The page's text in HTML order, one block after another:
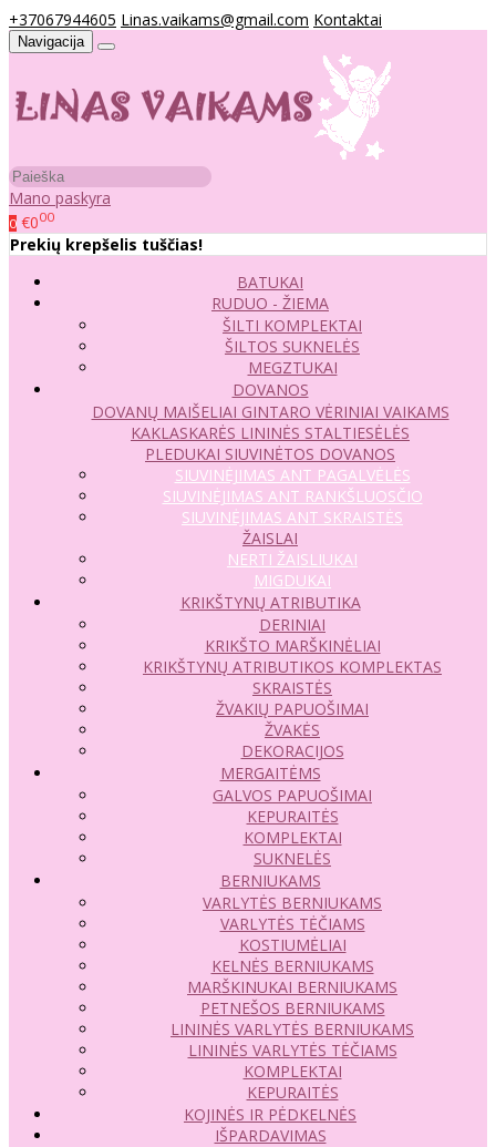
+37067944605 Linas.vaikams@gmail.com Kontaktai
Navigacija
Mano paskyra
0 €000
Prekių krepšelis tuščias!
BATUKAI
RUDUO - ŽIEMA
ŠILTI KOMPLEKTAI
ŠILTOS SUKNELĖS
MEGZTUKAI
DOVANOS
DOVANŲ MAIŠELIAI GINTARO VĖRINIAI VAIKAMS
KAKLASKARĖS LININĖS STALTIESĖLĖS
PLEDUKAI SIUVINĖTOS DOVANOS
SIUVINĖJIMAS ANT PAGALVĖLĖS
SIUVINĖJIMAS ANT RANKŠLUOSČIO
SIUVINĖJIMAS ANT SKRAISTĖS
ŽAISLAI
NERTI ŽAISLIUKAI
MIGDUKAI
KRIKŠTYNŲ ATRIBUTIKA
DERINIAI
KRIKŠTO MARŠKINĖLIAI
KRIKŠTYNŲ ATRIBUTIKOS KOMPLEKTAS
SKRAISTĖS
ŽVAKIŲ PAPUOŠIMAI
ŽVAKĖS
DEKORACIJOS
MERGAITĖMS
GALVOS PAPUOŠIMAI
KEPURAITĖS
KOMPLEKTAI
SUKNELĖS
BERNIUKAMS
VARLYTĖS BERNIUKAMS
VARLYTĖS TĖČIAMS
KOSTIUMĖLIAI
KELNĖS BERNIUKAMS
MARŠKINUKAI BERNIUKAMS
PETNEŠOS BERNIUKAMS
LININĖS VARLYTĖS BERNIUKAMS
LININĖS VARLYTĖS TĖČIAMS
KOMPLEKTAI
KEPURAITĖS
KOJINĖS IR PĖDKELNĖS
IŠPARDAVIMAS